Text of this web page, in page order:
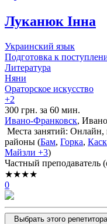
Луканюк Інна
Украинский язык
Подготовка к
Литература
Няни
Ораторское искусство
+2
300 грн. за 60 мин.
Ивано-Франковск,
Места занятий: Онлайн,
районы (Бам, Горка,
Майзли +3)
Частный преподаватель
★★★★
0
Выбрать этого репетитора